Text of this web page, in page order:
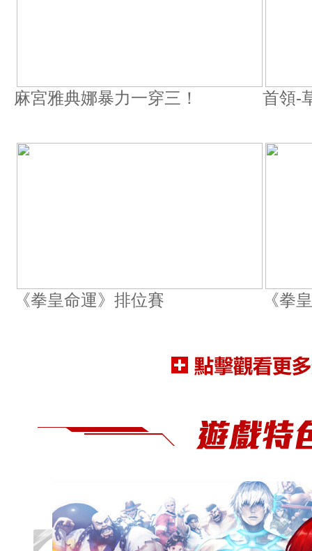
麻宮雅典娜暴力一穿三！ 首領-
《拳皇命運》排位賽 《拳